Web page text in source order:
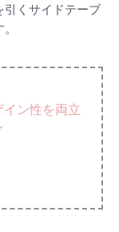
引くサイドテーブ
ン性を両立